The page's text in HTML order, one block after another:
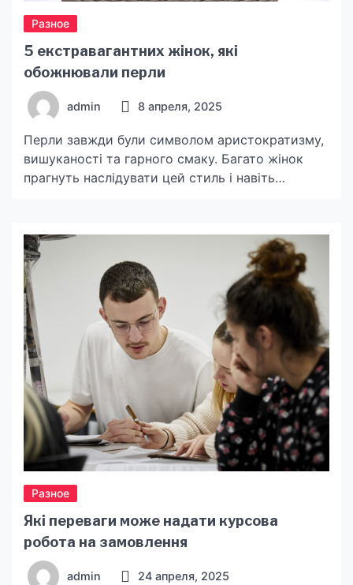
Разное
5 екстравагантних жінок, які
обожнювали перли
admin 8 апреля, 2025
Перли завжди були символом аристократизму,
вишуканості та гарного смаку. Багато жінок
прагнуть наслідувати цей стиль і навіть
елегантної традиції. У різні епохи такі прикраси
носили королеви, акторки та ікони стилю,
створюючи неповторні образи. Перли не
просто доповнювали вбрання, а ставали
частиною особистості жінок, […]
Разное
Які переваги може надати курсова
робота на замовлення
admin 24 апреля, 2025